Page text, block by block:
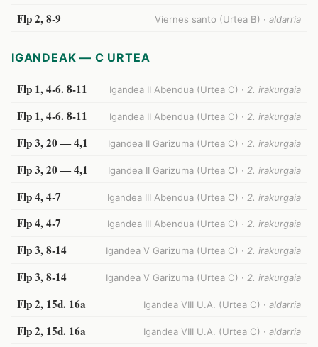
Flp 2, 8-9 Viernes santo (Urtea B) · aldarria
IGANDEAK — C URTEA
Flp 1, 4-6. 8-11 Igandea II Abendua (Urtea C) · 2. irakurgaia
Flp 1, 4-6. 8-11 Igandea II Abendua (Urtea C) · 2. irakurgaia
Flp 3, 20 — 4,1 Igandea II Garizuma (Urtea C) · 2. irakurgaia
Flp 3, 20 — 4,1 Igandea II Garizuma (Urtea C) · 2. irakurgaia
Flp 4, 4-7 Igandea III Abendua (Urtea C) · 2. irakurgaia
Flp 4, 4-7 Igandea III Abendua (Urtea C) · 2. irakurgaia
Flp 3, 8-14 Igandea V Garizuma (Urtea C) · 2. irakurgaia
Flp 3, 8-14 Igandea V Garizuma (Urtea C) · 2. irakurgaia
Flp 2, 15d. 16a Igandea VIII U.A. (Urtea C) · aldarria
Flp 2, 15d. 16a Igandea VIII U.A. (Urtea C) · aldarria